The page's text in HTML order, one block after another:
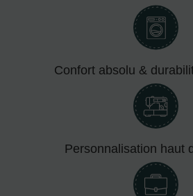
Confort absolu &
Personnalisation haut